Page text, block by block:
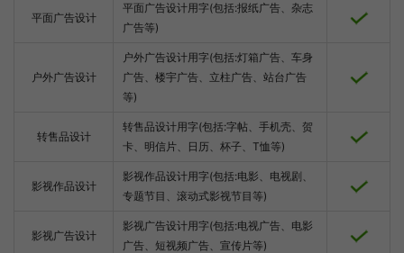
平面广告设计
平面广告设计用字(包括:报纸广告、杂志
广告等)
户外广告设计
户外广告设计用字(包括:灯箱广告、车身
广告、楼宇广告、立柱广告、站台广告
等)
转售品设计
转售品设计用字(包括:字帖、手机壳、贺
卡、明信片、日历、杯子、T恤等)
影视作品设计
影视作品设计用字(包括:电影、电视剧、
专题节目、滚动式影视节目等)
影视广告设计
影视广告设计用字(包括:电视广告、电影
广告、短视频广告、宣传片等)